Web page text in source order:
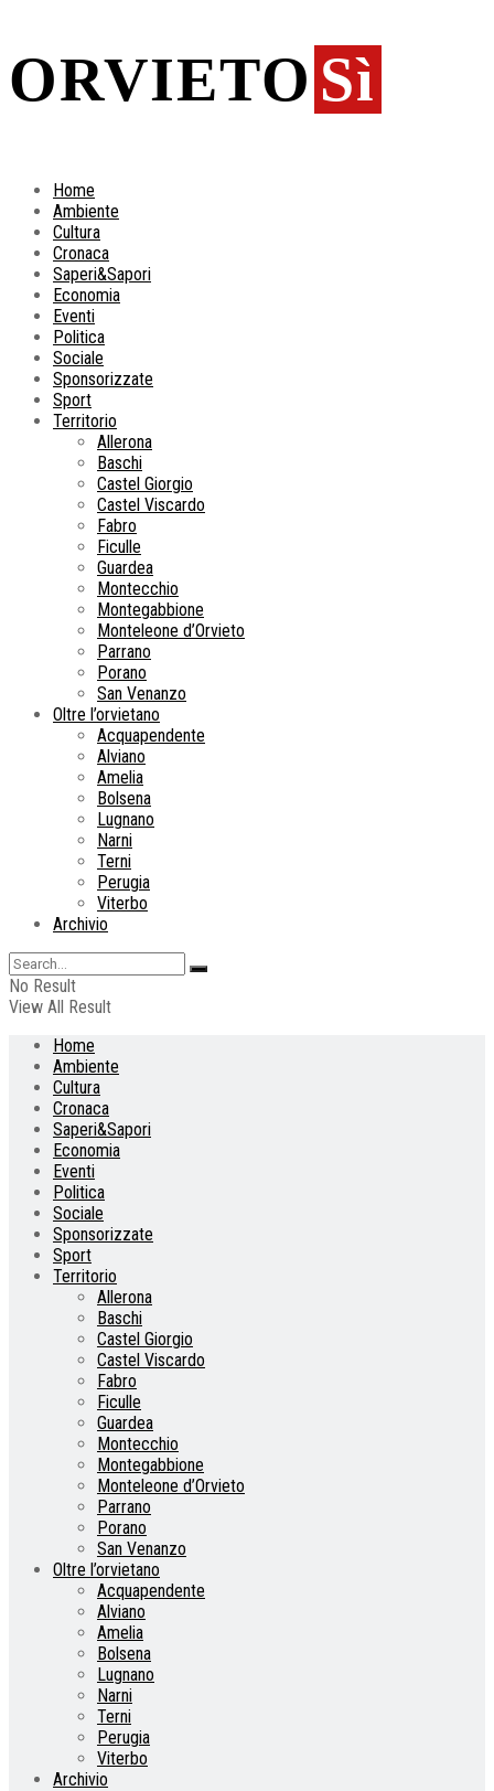
ORVIETO Sì
Home
Ambiente
Cultura
Cronaca
Saperi&Sapori
Economia
Eventi
Politica
Sociale
Sponsorizzate
Sport
Territorio
Allerona
Baschi
Castel Giorgio
Castel Viscardo
Fabro
Ficulle
Guardea
Montecchio
Montegabbione
Monteleone d’Orvieto
Parrano
Porano
San Venanzo
Oltre l’orvietano
Acquapendente
Alviano
Amelia
Bolsena
Lugnano
Narni
Terni
Perugia
Viterbo
Archivio
No Result
View All Result
Home
Ambiente
Cultura
Cronaca
Saperi&Sapori
Economia
Eventi
Politica
Sociale
Sponsorizzate
Sport
Territorio
Allerona
Baschi
Castel Giorgio
Castel Viscardo
Fabro
Ficulle
Guardea
Montecchio
Montegabbione
Monteleone d’Orvieto
Parrano
Porano
San Venanzo
Oltre l’orvietano
Acquapendente
Alviano
Amelia
Bolsena
Lugnano
Narni
Terni
Perugia
Viterbo
Archivio